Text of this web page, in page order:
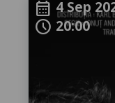
calendar_month 4 Sep
schedule 20:00